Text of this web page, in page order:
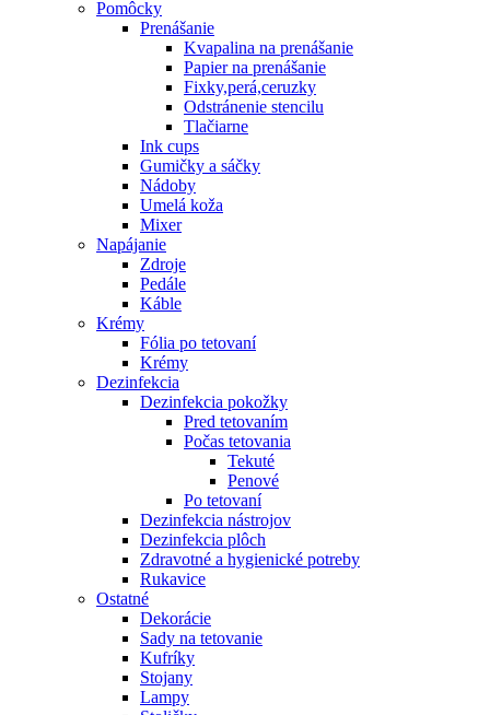
Pomôcky
Prenášanie
Kvapalina na prenášanie
Papier na prenášanie
Fixky,perá,ceruzky
Odstránenie stencilu
Tlačiarne
Ink cups
Gumičky a sáčky
Nádoby
Umelá koža
Mixer
Napájanie
Zdroje
Pedále
Káble
Krémy
Fólia po tetovaní
Krémy
Dezinfekcia
Dezinfekcia pokožky
Pred tetovaním
Počas tetovania
Tekuté
Penové
Po tetovaní
Dezinfekcia nástrojov
Dezinfekcia plôch
Zdravotné a hygienické potreby
Rukavice
Ostatné
Dekorácie
Sady na tetovanie
Kufríky
Stojany
Lampy